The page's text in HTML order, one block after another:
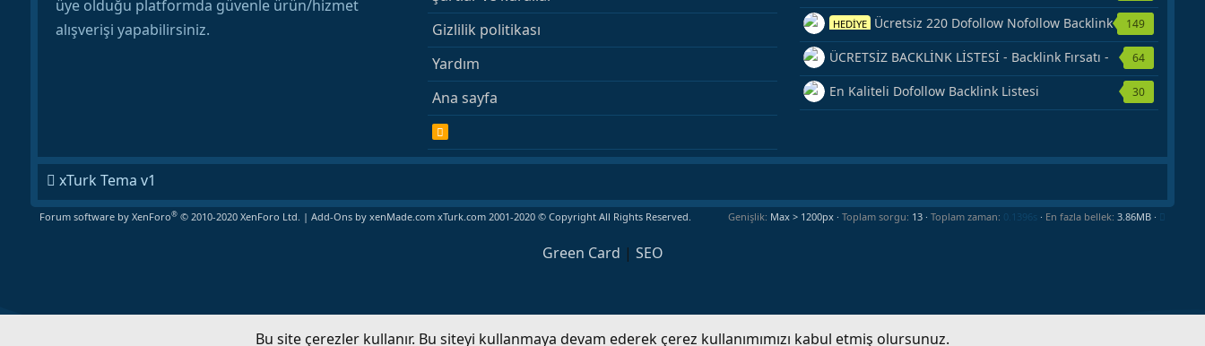
üye olduğu platformda güvenle ürün/hizmet
alışverişi yapabilirsiniz.
Gizlilik politikası
Yardım
Ana sayfa
R
S
S
Backlink Kaynağı Veriyorum.
HEDİYE Ücretsiz 220 Dofollow Nofollow Backlink
Veriyorum
149
ÜCRETSİZ BACKLİNK LİSTESİ - Backlink Fırsatı -
Hemen Yetiş!
64
En Kaliteli Dofollow Backlink Listesi 30
xTurk Tema v1
Forum software by XenForo® © 2010-2020 XenForo Ltd. | Add-Onsby xenMade.com xTurk.com 2001-2020 © Copyright All Rights Reserved. Genişlik Toplam sorgu 13 Toplam zaman 0.1396s En fazla bellek 3.86MB
Green Card | SEO
Bu site çerezler kullanır. Bu siteyi kullanmaya devam ederek çerez kullanımımızı kabul etmiş olursunuz.